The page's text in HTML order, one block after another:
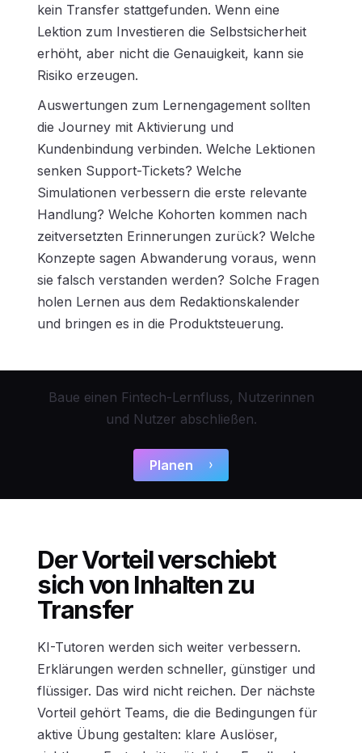
kein Transfer stattgefunden. Wenn eine
Lektion zum Investieren die Selbstsicherheit
erhöht, aber nicht die Genauigkeit, kann sie
Risiko erzeugen.
Auswertungen zum Lernengagement sollten
die Journey mit Aktivierung und
Kundenbindung verbinden. Welche Lektionen
senken Support-Tickets? Welche
Simulationen verbessern die erste relevante
Handlung? Welche Kohorten kommen nach
zeitversetzten Erinnerungen zurück? Welche
Konzepte sagen Abwanderung voraus, wenn
sie falsch verstanden werden? Solche Fragen
holen Lernen aus dem Redaktionskalender
und bringen es in die Produktsteuerung.
Baue einen Fintech-Lernfluss, Nutzerinnen
und Nutzer abschließen.
Planen
Der Vorteil verschiebt
sich von Inhalten zu
Transfer
KI-Tutoren werden sich weiter verbessern.
Erklärungen werden schneller, günstiger und
flüssiger. Das wird nicht reichen. Der nächste
Vorteil gehört Teams, die die Bedingungen für
aktive Übung gestalten: klare Auslöser,